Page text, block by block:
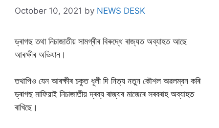
October 10, 2021 by NEWS DESK
ড্ৰাগছ তথা নিচাজাতীয় সামগ্ৰীৰ বিৰুদ্ধে ৰাজ্যত অব্যাহত আছে
আৰক্ষীৰ অভিযান।
তথাপিও যেন আৰক্ষীৰ চকুত ধূলী দি নিত্য নতুন কৌশল অৱলম্বন কৰি
ড্ৰাগছ মাফিয়াই নিচাজাতীয় দ্ৰব্য ৰাজ্যৰ মাজেৰে সৰবৰাহ অব্যাহত
ৰাখিছে।